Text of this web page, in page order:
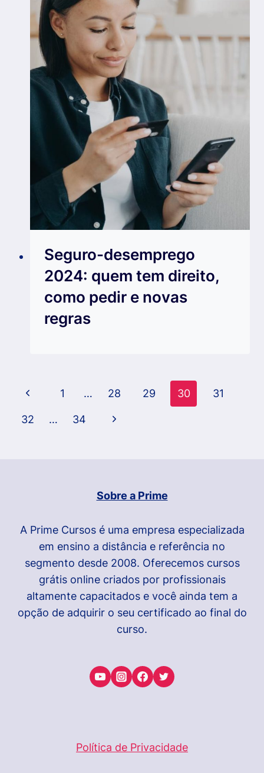
Seguro-desemprego
2024: quem tem direito,
como pedir e novas
regras
Navegação
da
Página
Anterior
1 … 28 29 30 31
32 … 34
Página
Sobre a Prime
A Prime Cursos é uma empresa especializada
em ensino a distância e referência no
segmento desde 2008. Oferecemos cursos
grátis online criados por profissionais
altamente capacitados e você ainda tem a
opção de adquirir o seu certificado ao final do
curso.
Política de Privacidade